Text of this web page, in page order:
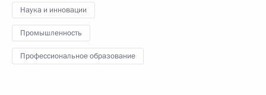
Наука и инновации
Промышленность
Профессиональное образование